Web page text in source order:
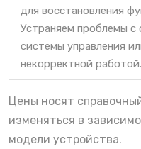
для восстановления
Устраняем проблемы с
системы управления
некорректной работой.
Цены носят
изменяться в
модели устройства.